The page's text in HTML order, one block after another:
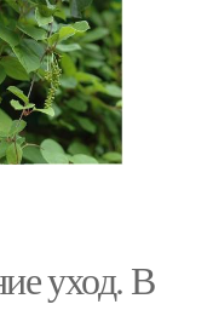
уход. В